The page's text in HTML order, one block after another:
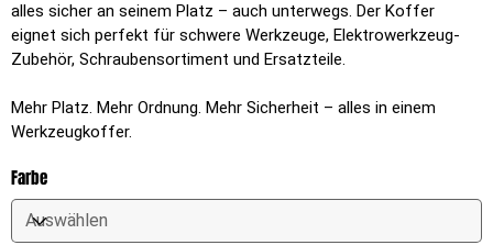
alles sicher an seinem Platz – auch unterwegs. Der Koffer
eignet sich perfekt für schwere Werkzeuge, Elektrowerkzeug-
Zubehör, Schraubensortiment und Ersatzteile.
Mehr Platz. Mehr Ordnung. Mehr Sicherheit – alles in einem
Werkzeugkoffer.
Farbe